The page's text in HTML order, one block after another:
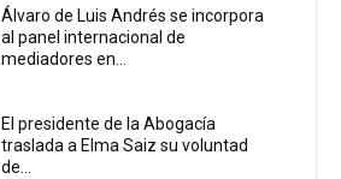
Álvaro de Luis Andrés se incorpora
al panel internacional de
mediadores en...
El presidente de la Abogacía
traslada a Elma Saiz su voluntad
de...